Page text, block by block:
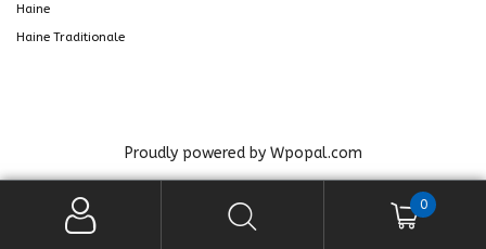
Haine
Haine Traditionale
Proudly powered by Wpopal.com
0